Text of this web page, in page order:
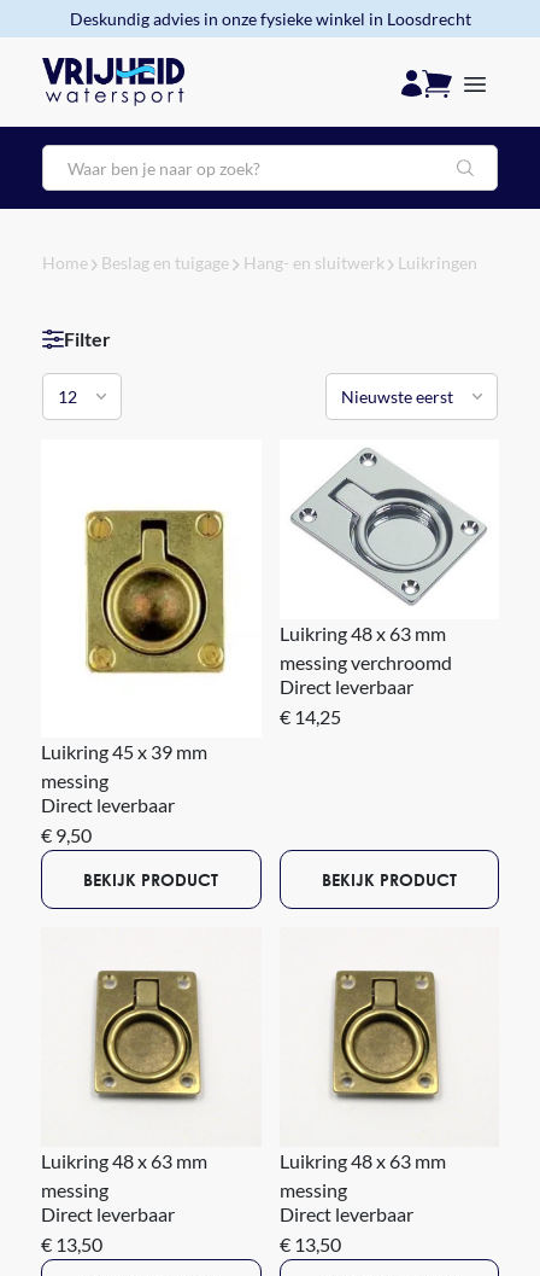
Deskundig advies in onze fysieke winkel in Loosdrecht
Zoeken
Home Beslag en tuigage Hang- en sluitwerk Luikringen
Filter
Luikring 45 x 39 mm
messing
Direct leverbaar
€ 9,50
BEKIJK PRODUCT
Luikring 48 x 63 mm
messing verchroomd
Direct leverbaar
€ 14,25
BEKIJK PRODUCT
Luikring 48 x 63 mm
messing
Direct leverbaar
€ 13,50
Luikring 48 x 63 mm
messing
Direct leverbaar
€ 13,50